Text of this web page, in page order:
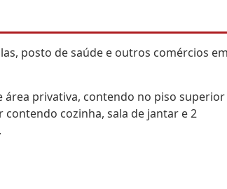
posto de saúde e outros comércios em
privativa, contendo no piso superior
cozinha, sala de jantar e 2